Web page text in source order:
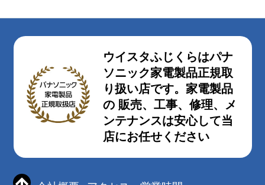
ウイスタふじくらはパナ
ソニック家電製品正規取
り扱い店です。家電製品
の 販売、工事、修理、メ
ンテナンスは安心して当
店にお任せください